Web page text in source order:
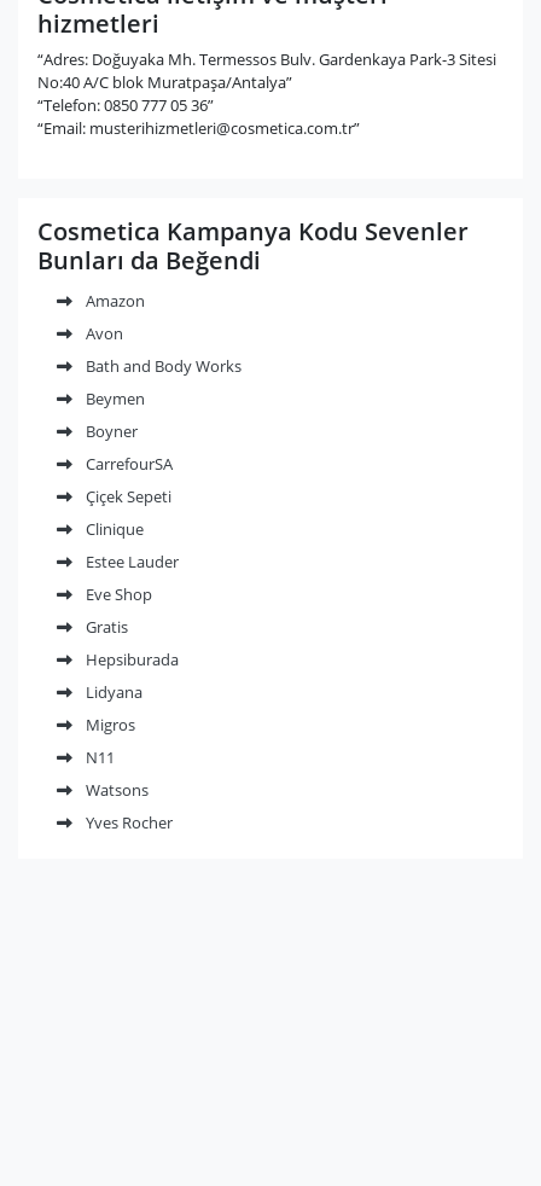
hizmetleri
“Adres: Doğuyaka Mh. Termessos Bulv. Gardenkaya Park-3 Sitesi
No:40 A/C blok Muratpaşa/Antalya”
“Telefon: 0850 777 05 36”
“Email: musterihizmetleri@cosmetica.com.tr”
Cosmetica Kampanya Kodu Sevenler
Bunları da Beğendi
Amazon
Avon
Bath and Body Works
Beymen
Boyner
CarrefourSA
Çiçek Sepeti
Clinique
Estee Lauder
Eve Shop
Gratis
Hepsiburada
Lidyana
Migros
N11
Watsons
Yves Rocher